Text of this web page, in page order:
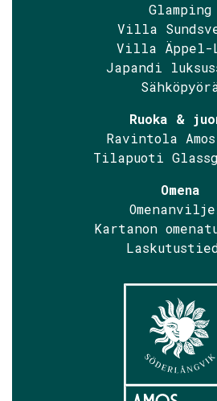
Glamping
Villa
Villa Äppel-
Japandi
Ruoka &
Ravintola
Tilapuoti
Omena
Kartanon